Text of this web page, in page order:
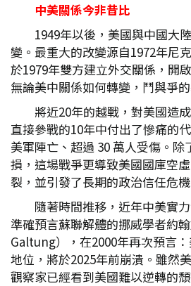
中美關係今非昔比
1949年以後，美國與中國大
變。最重大的改變源自1972年尼
於1979年雙方建立外交關係，開
無論美中關係如何轉變，鬥與爭
將近20年的越戰，對美國造
直接參戰的10年中付出了慘痛的
美軍陣亡、超過 30 萬人受傷。
損，這場戰爭更導致美國國庫空
裂，並引發了長期的政治信任危機
隨著時間推移，近年中美實
準確預言蘇聯解體的挪威學者約
Galtung），在2000年再次預言
地位，將於2025年前崩潰。雖然
觀察家已經看到美國難以逆轉的頹